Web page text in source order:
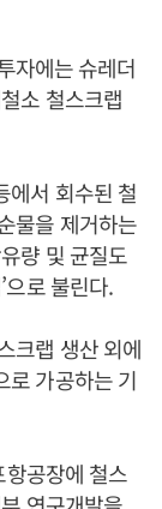
자에는 슈레더
소 철스크랩
에서 회수된 철
물을 제거하는
량 및 균질도
으로 불린다.
크랩 생산 외에
로 가공하는 기
공장에 철스